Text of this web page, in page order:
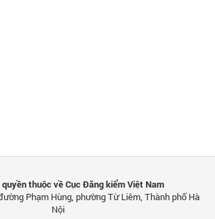
thuộc về Cục Đăng kiểm Việt Nam
Phạm Hùng, phường Từ Liêm, Thành phố Hà
Nội